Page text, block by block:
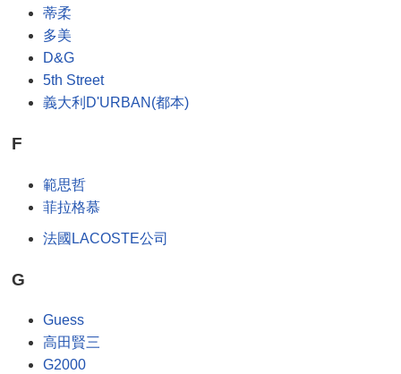
蒂柔
多美
D&G
5th Street
義大利D'URBAN(都本)
F
範思哲
菲拉格慕
法國LACOSTE公司
G
Guess
高田賢三
G2000